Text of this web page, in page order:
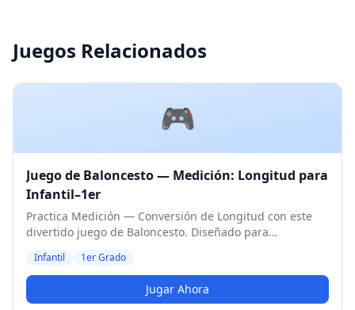
Juegos Relacionados
🎮
Juego de Baloncesto — Medición: Longitud para
Infantil–1er
Practica Medición — Conversión de Longitud con este
divertido juego de Baloncesto. Diseñado para
Infantil 1er Grado
Jugar Ahora